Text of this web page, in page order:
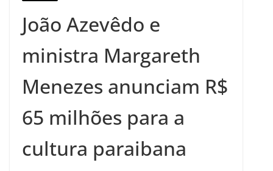
João Azevêdo e
ministra Margareth
Menezes anunciam R$
65 milhões para a
cultura paraibana